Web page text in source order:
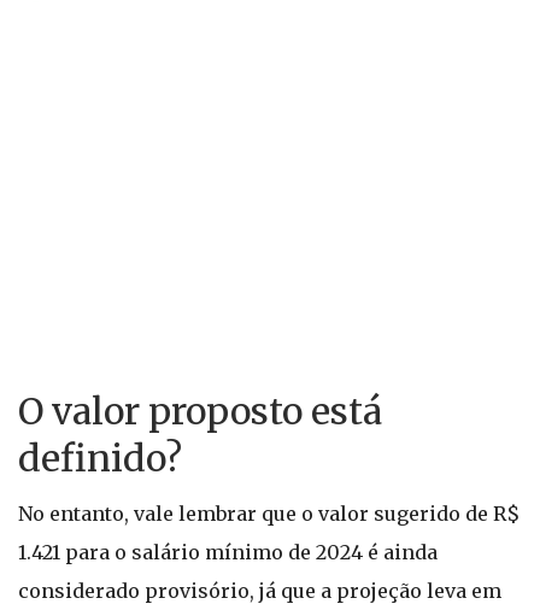
O valor proposto está
definido?
No entanto, vale lembrar que o valor sugerido de R$
1.421 para o salário mínimo de 2024 é ainda
considerado provisório, já que a projeção leva em